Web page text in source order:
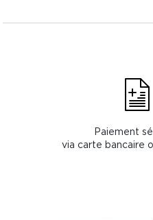
Paiement
via carte bancaire